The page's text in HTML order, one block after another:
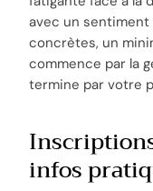
avec un
concrètes, un
commence par la
termine par votre
infos